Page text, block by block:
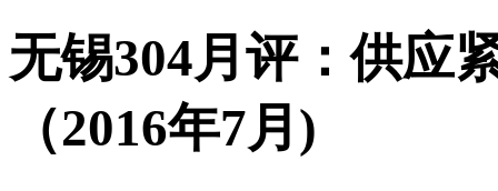
无锡304月评：供应
（2016年7月)